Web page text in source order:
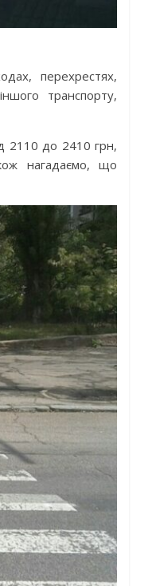
перехрестях,
транспорту,
2110 до 2410 грн,
нагадаємо, що